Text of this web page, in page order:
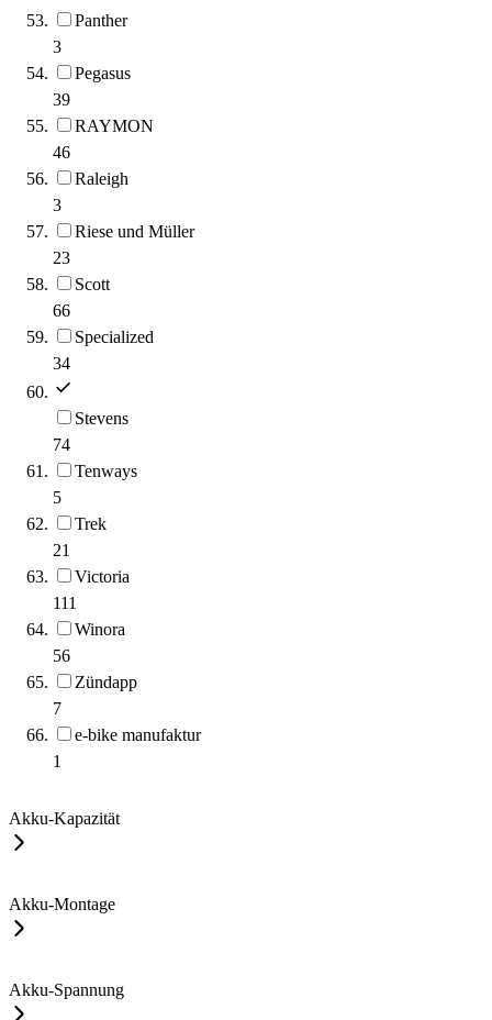
Panther
3
Pegasus
39
RAYMON
46
Raleigh
3
Riese und Müller
23
Scott
66
Specialized
34
Stevens
74
Tenways
5
Trek
21
Victoria
111
Winora
56
Zündapp
7
e-bike manufaktur
1
Akku-Kapazität
Akku-Montage
Akku-Spannung